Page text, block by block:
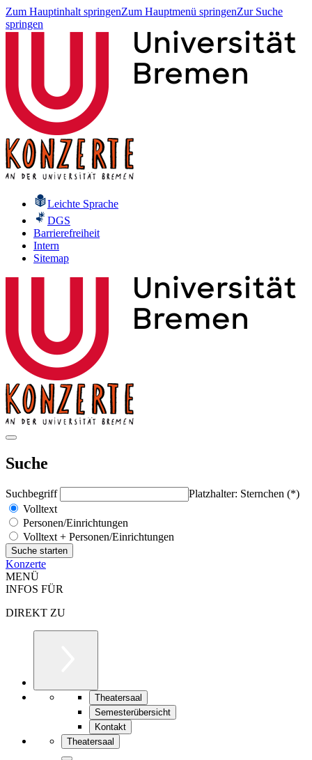
Zum Hauptinhalt springenZum Hauptmenü springenZur Suche
springen
Leichte Sprache
DGS
Barrierefreiheit
Intern
Sitemap
Suche
Suchbegriff
Platzhalter: Sternchen (*)
Volltext
Personen/Einrichtungen
Volltext + Personen/Einrichtungen
Konzerte
MENÜ
INFOS FÜR
DIREKT ZU
Theatersaal
Semesterübersicht
Kontakt
Theatersaal